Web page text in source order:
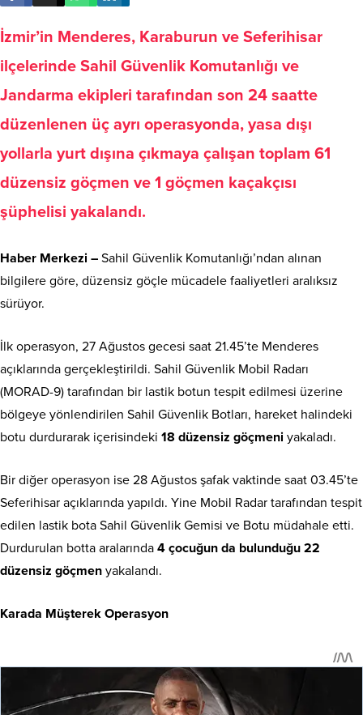
İzmir’in Menderes, Karaburun ve Seferihisar
ilçelerinde Sahil Güvenlik Komutanlığı ve
Jandarma ekipleri tarafından son 24 saatte
düzenlenen üç ayrı operasyonda, yasa dışı
yollarla yurt dışına çıkmaya çalışan toplam 61
düzensiz göçmen ve 1 göçmen kaçakçısı
şüphelisi yakalandı.
Haber Merkezi – Sahil Güvenlik Komutanlığı’ndan alınan
bilgilere göre, düzensiz göçle mücadele faaliyetleri aralıksız
sürüyor.
İlk operasyon, 27 Ağustos gecesi saat 21.45’te Menderes
açıklarında gerçekleştirildi. Sahil Güvenlik Mobil Radarı
(MORAD-9) tarafından bir lastik botun tespit edilmesi üzerine
bölgeye yönlendirilen Sahil Güvenlik Botları, hareket halindeki
botu durdurarak içerisindeki 18 düzensiz göçmeni yakaladı.
Bir diğer operasyon ise 28 Ağustos şafak vaktinde saat 03.45’te
Seferihisar açıklarında yapıldı. Yine Mobil Radar tarafından tespit
edilen lastik bota Sahil Güvenlik Gemisi ve Botu müdahale etti.
Durdurulan botta aralarında 4 çocuğun da bulunduğu 22
düzensiz göçmen yakalandı.
Karada Müşterek Operasyon